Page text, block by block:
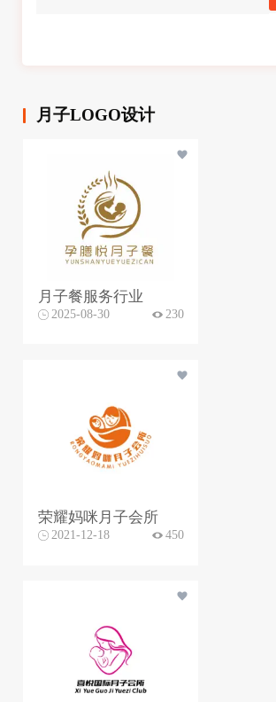
月子LOGO设计
月子餐服务行业
2025-08-30 230
荣耀妈咪月子会所
2021-12-18 450